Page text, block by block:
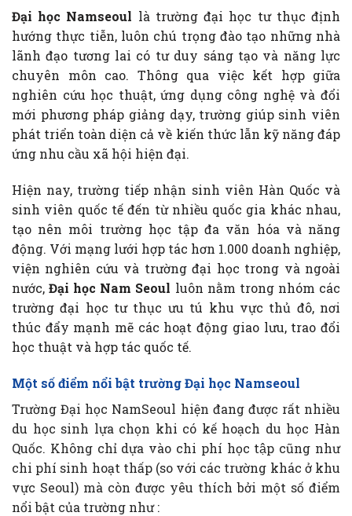
Đại học Namseoul là trường đại học tư thục định
hướng thực tiễn, luôn chú trọng đào tạo những nhà
lãnh đạo tương lai có tư duy sáng tạo và năng lực
chuyên môn cao. Thông qua việc kết hợp giữa
nghiên cứu học thuật, ứng dụng công nghệ và đổi
mới phương pháp giảng dạy, trường giúp sinh viên
phát triển toàn diện cả về kiến thức lẫn kỹ năng đáp
ứng nhu cầu xã hội hiện đại.
Hiện nay, trường tiếp nhận sinh viên Hàn Quốc và
sinh viên quốc tế đến từ nhiều quốc gia khác nhau,
tạo nên môi trường học tập đa văn hóa và năng
động. Với mạng lưới hợp tác hơn 1.000 doanh nghiệp,
viện nghiên cứu và trường đại học trong và ngoài
nước,Đại học Nam Seoul luôn nằm trong nhóm các
trường đại học tư thục ưu tú khu vực thủ đô, nơi
thúc đẩy mạnh mẽ các hoạt động giao lưu, trao đổi
học thuật và hợp tác quốc tế.
Một số điểm nổi bật trường Đại học Namseoul
Trường Đại học NamSeoul hiện đang được rất nhiều
du học sinh lựa chọn khi có kế hoạch du học Hàn
Quốc. Không chỉ dựa vào chi phí học tập cũng như
chi phí sinh hoạt thấp (so với các trường khác ở khu
vực Seoul) mà còn được yêu thích bởi một số điểm
nổi bật của trường như :